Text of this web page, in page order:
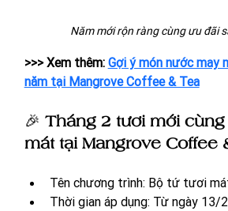
Năm mới rộn ràng cùng ưu đãi
>>> Xem thêm: Gợi ý món nước may
năm tại Mangrove Coffee & Tea
🎉 Tháng 2 tươi mới
mát tại Mangrove Coffee
Tên chương trình: Bộ tứ tươi
Thời gian áp dụng: Từ ngày 13/